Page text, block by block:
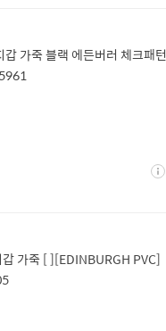
가죽 블랙 에든버러 체크패턴
상
가죽 [ ][EDINBURGH PVC]